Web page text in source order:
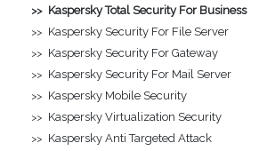
Kaspersky Total Security For Business
Kaspersky Security For File Server
Kaspersky Security For Gateway
Kaspersky Security For Mail Server
Kaspersky Mobile Security
Kaspersky Virtualization Security
Kaspersky Anti Targeted Attack